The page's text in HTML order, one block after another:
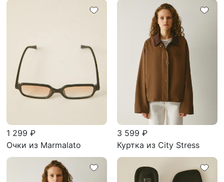
1 299 ₽
Очки из Marmalato
3 599 ₽
Куртка из City Stress